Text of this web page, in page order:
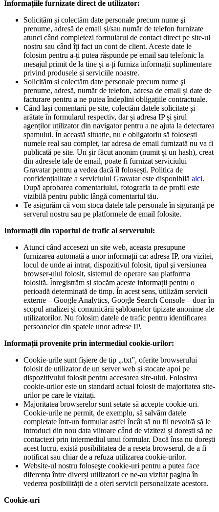
Informațiile furnizate direct de utilizator:
Solicităm și colectăm date personale precum nume şi
prenume, adresă de email și/sau număr de telefon furnizate
atunci când completezi formularul de contact direct pe site-ul
nostru sau când îți faci un cont de client. Aceste date le
folosim pentru a-ți putea răspunde pe email sau telefonic la
mesajul primit de la tine și a-ți furniza informații suplimentare
privind produsele și serviciile noastre.
Solicităm și colectăm date personale precum nume şi
prenume, adresă, număr de telefon, adresa de email și date de
facturare pentru a ne putea îndeplini obligațiile contractuale.
Când lași comentarii pe site, colectăm datele solicitate și
arătate în formularul respectiv, dar și adresa IP și șirul
agenților utilizator din navigator pentru a ne ajuta la detectarea
spamului. În această situație, nu e obligatoriu să folosești
numele real sau complet, iar adresa de email furnizată nu va fi
publicată pe site. Un șir făcut anonim (numit și un hash), creat
din adresele tale de email, poate fi furnizat serviciului
Gravatar pentru a vedea dacă îl folosești. Politica de
confidențialitate a serviciului Gravatar este disponibilă aici.
După aprobarea comentariului, fotografia ta de profil este
vizibilă pentru public lângă comentariul tău.
Te asigurăm că vom stoca datele tale personale în siguranță pe
serverul nostru sau pe platformele de email folosite.
Informații din raportul de trafic al serverului:
Atunci când accesezi un site web, aceasta presupune
furnizarea automată a unor informații ca: adresa IP, ora vizitei,
locul de unde ai intrat, dispozitivul folosit, tipul şi versiunea
browser-ului folosit, sistemul de operare sau platforma
folosită. Înregistrăm și stocăm aceste informații pentru o
perioadă determinată de timp. În acest sens, utilizăm servicii
externe – Google Analytics, Google Search Console – doar în
scopul analizei și comunicării șabloanelor tipizate anonime ale
utilizatorilor. Nu folosim datele de trafic pentru identificarea
persoanelor din spatele unor adrese IP.
Informații provenite prin intermediul cookie-urilor:
Cookie-urile sunt fișiere de tip „.txt”, oferite browserului
folosit de utilizator de un server web și stocate apoi pe
dispozitivului folosit pentru accesarea site-ului. Folosirea
cookie-urilor este un standard actual folosit de majoritatea site-
urilor pe care le vizitați.
Majoritatea browserelor sunt setate să accepte cookie-uri.
Cookie-urile ne permit, de exemplu, să salvăm datele
completate într-un formular astfel încât să nu fii nevoit/ă să le
introduci din nou data viitoare când de vizitezi și dorești să ne
contactezi prin intermediul unui formular. Dacă însa nu dorești
acest lucru, există posibilitatea de a reseta browserul, de a fi
notificat sau chiar de a refuza utilizarea cookie-urilor.
Website-ul nostru foloseşte cookie-uri pentru a putea face
diferența între diverși utilizatori ce ne-au vizitat pagina în
vederea posibilității de a oferi servicii personalizate acestora.
Cookie-uri